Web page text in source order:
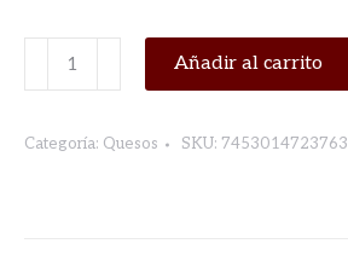
QUESO
GOUDA
RUEDA
Añadir al carrito
Categoría: Quesos SKU: 7453014723763